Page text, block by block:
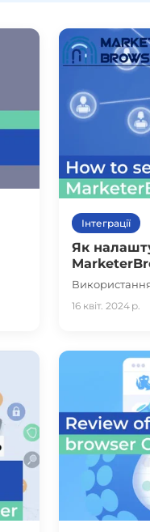
Інтеграції
Як
16 квіт. 2024 р.